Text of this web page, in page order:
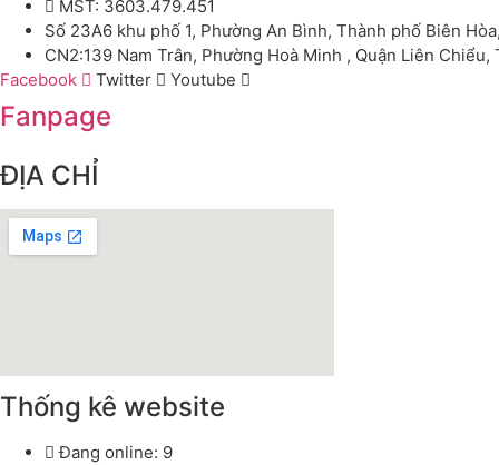
MST: 3603.479.451
Số 23A6 khu phố 1, Phường An Bình, Thành phố Biên
CN2:139 Nam Trân, Phường Hoà Minh , Quận Liên Chiểu,
Facebook
Twitter Youtube
Fanpage
ĐỊA CHỈ
Thống kê website
Đang online: 9